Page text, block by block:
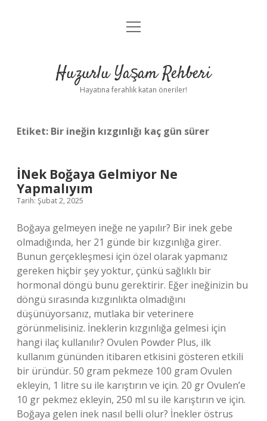
Anasayfa
Yasal Uyarı
menüyü
Huzurlu Yaşam Rehberi
Hayatına ferahlık katan öneriler!
Etiket: Bir ineğin kızgınlığı kaç gün sürer
İNek Boğaya Gelmiyor Ne
Yapmalıyım
Tarih: Şubat 2, 2025
Boğaya gelmeyen ineğe ne yapılır? Bir inek gebe
olmadığında, her 21 günde bir kızgınlığa girer.
Bunun gerçekleşmesi için özel olarak yapmanız
gereken hiçbir şey yoktur, çünkü sağlıklı bir
hormonal döngü bunu gerektirir. Eğer ineğinizin bu
döngü sırasında kızgınlıkta olmadığını
düşünüyorsanız, mutlaka bir veterinere
görünmelisiniz. İneklerin kızgınlığa gelmesi için
hangi ilaç kullanılır? Ovulen Powder Plus, ilk
kullanım gününden itibaren etkisini gösteren etkili
bir üründür. 50 gram pekmeze 100 gram Ovulen
ekleyin, 1 litre su ile karıştırın ve için. 20 gr Ovulen’e
10 gr pekmez ekleyin, 250 ml su ile karıştırın ve için.
Boğaya gelen inek nasıl belli olur? İnekler östrus